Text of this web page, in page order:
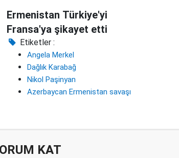
Ermenistan Türkiye'yi
Fransa'ya şikayet etti
Etiketler :
Angela Merkel
Dağlık Karabağ
Nikol Paşinyan
Azerbaycan Ermenistan savaşı
KAT